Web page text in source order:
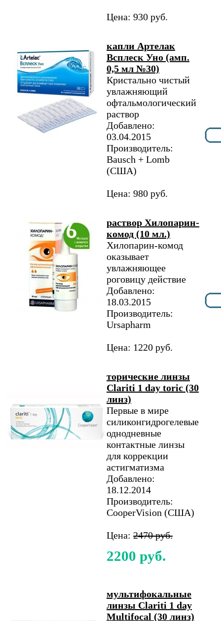
Цена: 930 руб.
капли Артелак
Всплеск Уно (амп.
0,5 мл №30)
Кристально чистый
увлажняющий
офтальмологический
раствор
Добавлено:
03.04.2015
Производитель:
Bausch + Lomb
(США)
Цена: 980 руб.
раствор Хилопарин-
комод (10 мл.)
Хилопарин-комод
оказывает
увлажняющее
роговицу действие
Добавлено:
18.03.2015
Производитель:
Ursapharm
Цена: 1220 руб.
торические линзы
Clariti 1 day toric (30
линз)
Первые в мире
силиконгидрогелевые
однодневные
контактные линзы
для коррекции
астигматизма
Добавлено:
18.12.2014
Производитель:
CooperVision (США)
Цена: 2470 руб.
2200 руб.
мультифокальные
линзы Clariti 1 day
Multifocal (30 линз)